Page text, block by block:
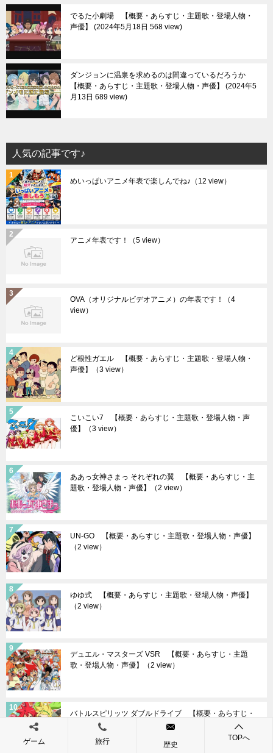
でるた小劇場 【概要・あらすじ・主題歌・登場人物・
声優】
2024年5月18日 568 view
ダンジョンに温泉を求めるのは間違っているだろうか
【概要・あらすじ・主題歌・登場人物・声優】
2024年5
月13日 689 view
人気の記事です♪
めいっぱいアニメ年表で楽しんでね♪ （12 view）
アニメ年表です！ （5 view）
OVA（オリジナルビデオアニメ）の年表です！
（4
view）
ど根性ガエル 【概要・あらすじ・主題歌・登場人物・
声優】
（3 view）
こいこい7 【概要・あらすじ・主題歌・登場人物・声
優】
（3 view）
ああっ女神さまっ それぞれの翼 【概要・あらすじ・主
題歌・登場人物・声優】
（2 view）
UN-GO 【概要・あらすじ・主題歌・登場人物・声優】
（2 view）
ゆゆ式 【概要・あらすじ・主題歌・登場人物・声優】
（2 view）
デュエル・マスターズ VSR 【概要・あらすじ・主題
歌・登場人物・声優】
（2 view）
バトルスピリッツ ダブルドライブ 【概要・あらすじ・
主題歌・登場人物・声優】
（2 view）
ゲーム 旅行 歴史
TOPへ